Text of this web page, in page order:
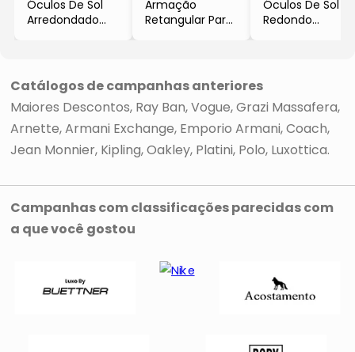
Óculos De Sol
Arredondado
Armação
Retangular Para
Óculos De Sol
Redondo
Catálogos de campanhas anteriores
Maiores Descontos Ray Ban Vogue Grazi Massafera
Arnette Armani Exchange Emporio Armani Coach
Jean Monnier Kipling Oakley Platini Polo Luxottica
Campanhas com classificações parecidas com
a que você gostou